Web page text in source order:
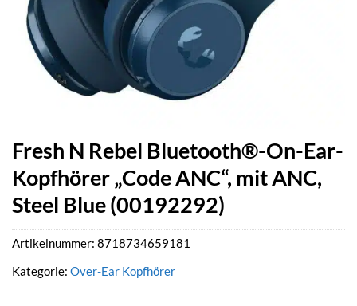
Fresh N Rebel Bluetooth®-On-Ear-
Kopfhörer „Code ANC“, mit ANC,
Steel Blue (00192292)
Artikelnummer: 8718734659181
Kategorie: Over-Ear Kopfhörer